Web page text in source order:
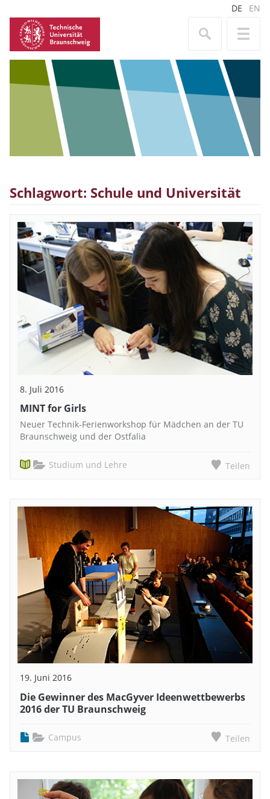
DE EN
Schlagwort: Schule und Universität
8. Juli 2016
MINT for Girls
Neuer Technik-Ferienworkshop für Mädchen an der TU
Braunschweig und der Ostfalia
Studium und Lehre Teilen
19. Juni 2016
Die Gewinner des MacGyver Ideenwettbewerbs
2016 der TU Braunschweig
Campus Teilen